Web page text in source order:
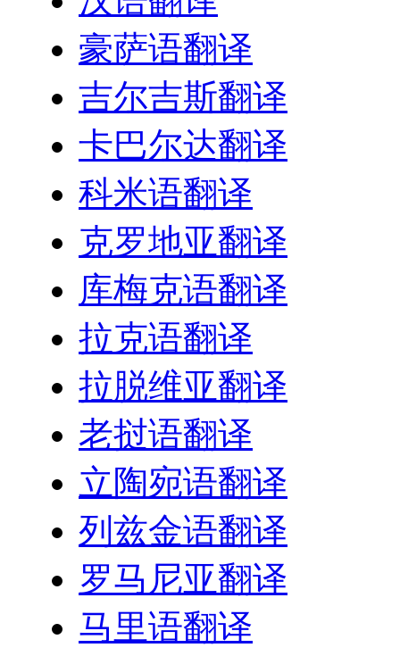
豪萨语翻译
吉尔吉斯翻译
卡巴尔达翻译
科米语翻译
克罗地亚翻译
库梅克语翻译
拉克语翻译
拉脱维亚翻译
老挝语翻译
立陶宛语翻译
列兹金语翻译
罗马尼亚翻译
马里语翻译